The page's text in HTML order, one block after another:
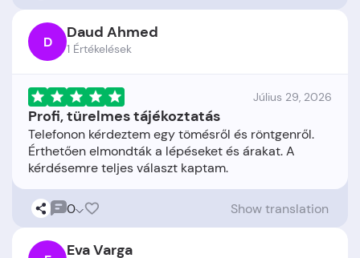
D Daud Ahmed
1 Értékelések
Július 29, 2026
Profi, türelmes tájékoztatás
Telefonon kérdeztem egy tömésről és röntgenről.
Érthetően elmondták a lépéseket és árakat. A
0 Show translation
Eva Varga